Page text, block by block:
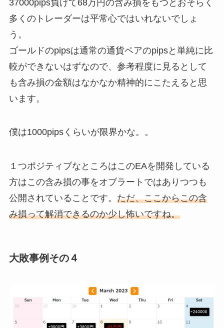
37000pips負けて68万円の含み損をもつとおそらく
多くのトレーダーは平常心ではいれないでしょ
う。
ゴールドのpipsは通常の通貨ペアのpipsと単純に比
較ができないはずなので、参考程度に見るとして
も含み損の金額はなかなか精神的にこたえると思
います。
僕は1000pipsくらいが限界かな。。
１つポジティブなところはこのEAを開発している
方はこの含み損の事をオブラートではありつつも
公開されていることです。 ただ、ここからこの含
み損って解消できるのか少し怖いですね。
大敗事例その４